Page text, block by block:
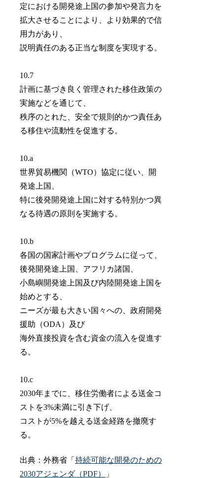
定における開発途上国の参加や発言力を
拡大させることにより、より効果的で信
用力があり、
説明責任のある正当な制度を実現する。
10.7
計画に基づき良く管理された移住政策の
実施などを通じて、
秩序のとれた、安全で規則的かつ責任あ
る移住や流動性を促進する。
10.a
世界貿易機関（WTO）協定に従い、開
発途上国、
特に後発開発途上国に対する特別かつ異
なる待遇の原則を実施する。
10.b
各国の国家計画やプログラムに従って、
後発開発途上国、アフリカ諸国、
小島嶼開発途上国及び内陸開発途上国を
始めとする、
ニーズが最も大きい国々への、政府開発
援助（ODA）及び
海外直接投資を含む資金の流入を促進す
る。
10.c
2030年までに、移住労働者による送金コ
ストを3%未満に引き下げ、
コストが5%を越える送金経路を撤廃す
る。
出典：外務省「持続可能な開発のための
2030アジェンダ（PDF）
」